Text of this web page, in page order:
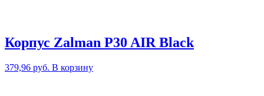
Корпус Zalman P30 AIR Black
379,96 руб. В корзину